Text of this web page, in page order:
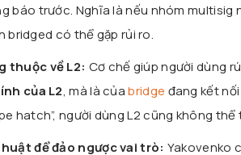
báo trước. Nghĩa là nếu nhóm multisig
bridged có thể gặp rủi ro.
thuộc về L2: Cơ chế giúp người dùng
của L2, mà là củabridge đang kết nối
hatch”, người dùng L2 cũng không
để đảo ngược vai trò: Yakovenko